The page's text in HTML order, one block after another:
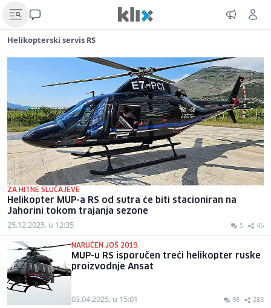
Helikopterski servis RS
ZA HITNE SLUČAJEVE
Helikopter MUP-a RS od sutra će biti stacioniran na
Jahorini tokom trajanja sezone
25.12.2025. u 12:35 5 45
NARUČEN JOŠ 2019.
MUP-u RS isporučen treći helikopter ruske
proizvodnje Ansat
03.04.2025. u 15:01 98 283